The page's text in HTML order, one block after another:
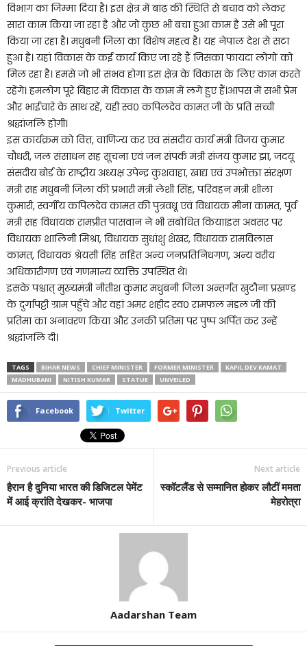
विभाग का जिम्मा दिया है। इस क्षेत्र में बाढ़ की स्थिति से बचाव को लेकर
सारा काम किया जा रहा है और जो कुछ भी बचा हुआ काम है उसे भी पूरा
किया जा रहा है। मधुबनी जिला का विशेष महत्व है। यह नेपाल देश से सटा
हुआ है। यहां विकास के कई कार्य किए जा रहे हैं जिसका फायदा लोगों को
मिल रहा है। हमसे जो भी संभव होगा इस क्षेत्र के विकास के लिए काम करते
रहेंगे। हमलोग पूरे बिहार में विकास के काम में लगे हुए हैं।आपस में सभी प्रेम
और भाईचारे के साथ रहें, यही स्व० कपिलदेव कामत जी के प्रति सच्ची
श्रद्धांजलि होगी।
इस कार्यक्रम को वित्त, वाणिज्य कर एवं संसदीय कार्य मंत्री विजय कुमार
चौधरी, जल संसाधन सह सूचना एवं जन संपर्क मंत्री संजय कुमार झा, जदयू
संसदीय बोर्ड के राष्ट्रीय अध्यक्ष उपेन्द्र कुशवाहा, खाद्य एवं उपभोक्ता संरक्षण
मंत्री सह मधुबनी जिला की प्रभारी मंत्री लेशी सिंह, परिवहन मंत्री शीला
कुमारी, स्वर्गीय कपिलदेव कामत की पुत्रवधू एवं विधायक मीना कामत, पूर्व
मंत्री सह विधायक रामप्रीत पासवान ने भी संबोधित किया।इस अवसर पर
विधायक शालिनी मिश्रा, विधायक सुधांशु शेखर, विधायक रामविलास
कामत, विधायक श्रेयसी सिंह सहित अन्य जनप्रतिनिधगण, अन्य वरीय
अधिकारीगण एवं गणमान्य व्यक्ति उपस्थित थे।
इसके पश्चात् मुख्यमंत्री नीतीश कुमार मधुबनी जिला अन्तर्गत खुटौना प्रखण्ड
के दुर्गापट्टी ग्राम पहुँचे और वहां अमर शहीद स्व० रामफल मंडल जी की
प्रतिमा का अनावरण किया और उनकी प्रतिमा पर पुष्प अर्पित कर उन्हें
श्रद्धांजलि दी।
TAGS BIHAR NEWS CHIEF MINISTER FORMER MINISTER
KAPIL DEV KAMAT
MADHUBANI
NITISH KUMAR STATUE UNVEILED
Facebook Twitter
Previous article
हैरान है दुनिया भारत की डिजिटल पेमेंट
में आई क्रांति देखकर- भाजपा
Next article
स्कॉटलैंड से सम्मानित होकर लौटीं ममता
मेहरोत्रा
Aadarshan Team